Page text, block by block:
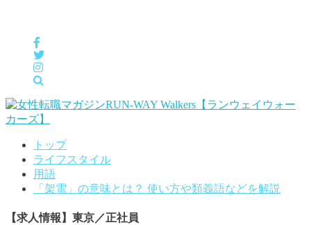
トップ
ライフスタイル
用語
「架電」の意味とは？ 使い方や類義語などを解説
【求人情報】東京／正社員